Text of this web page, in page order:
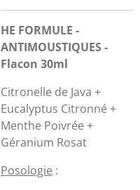
HE FORMULE -
ANTIMOUSTIQUES -
Flacon 30ml
Citronelle de Java +
Eucalyptus Citronné +
Menthe Poivrée +
Géranium Rosat
Posologie :